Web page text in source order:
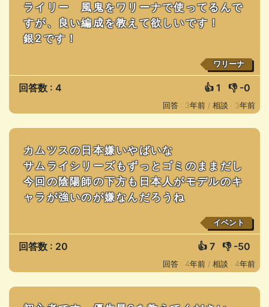
ライリー 風鬼をワリーナで使ってるんで
すが、良い編成を教えて欲しいです！
銀2です！
ワリーナ
回答数 : 4 👍 1 👎 -0
回答 : 3年前 / 相談 : 3年前
カムツスの日本嫌いやばいな
サムライシリーズもずっとゴミのままだし
今回の陰陽師の下方も日本人がモデルのキ
ャラが強いのが嫌なんだろうね
イベント
回答数 : 20 👍 7 👎 -50
回答 : 4年前 / 相談 : 4年前